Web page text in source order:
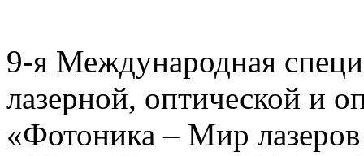
9-я Международная
лазерной, оптической и
«Фотоника – Мир